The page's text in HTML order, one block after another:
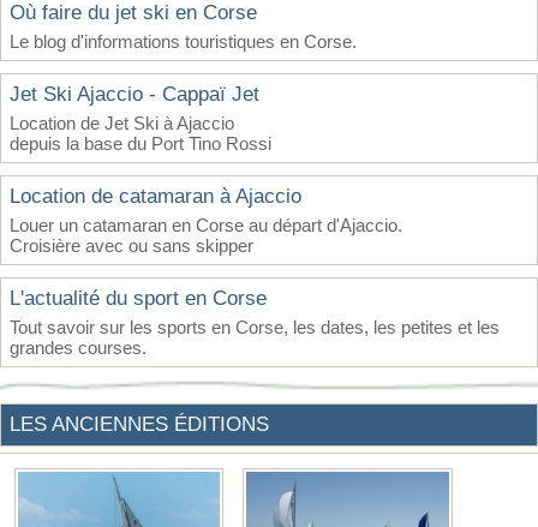
Où faire du jet ski en Corse
Le blog d'informations touristiques en Corse.
Jet Ski Ajaccio - Cappaï Jet
Location de Jet Ski à Ajaccio
depuis la base du Port Tino Rossi
Location de catamaran à Ajaccio
Louer un catamaran en Corse au départ d'Ajaccio.
Croisière avec ou sans skipper
L'actualité du sport en Corse
Tout savoir sur les sports en Corse, les dates, les petites et les
grandes courses.
LES ANCIENNES ÉDITIONS